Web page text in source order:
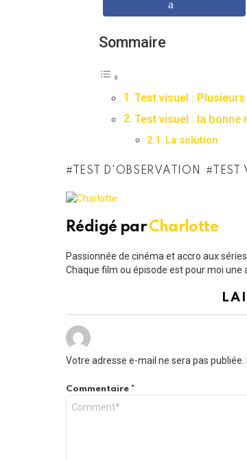
Sommaire
Test visuel :
Test visuel : la bonne
La solution
TEST D'OBSERVATION TEST
Rédigé parCharlotte
Passionnée de cinéma et accro aux
Chaque film ou épisode est pour moi
Votre adresse e-mail ne sera pas publiée.
Commentaire *